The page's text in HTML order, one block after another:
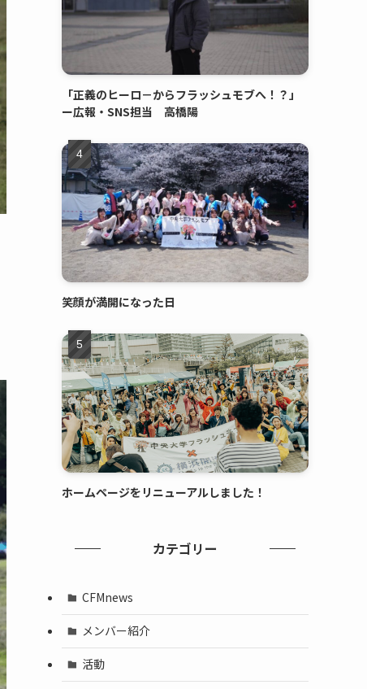
「正義のヒーロ－からフラッシュモブへ！？」
ー広報・SNS担当 高橋陽
笑顔が満開になった日
ホームページをリニューアルしました！
カテゴリー
CFMnews
メンバー紹介
活動